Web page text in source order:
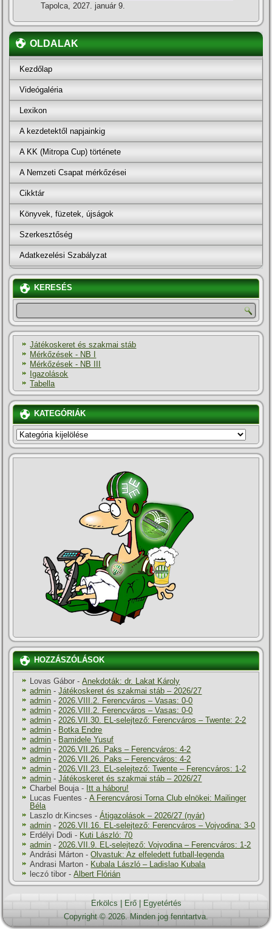
Tapolca, 2027. január 9.
OLDALAK
Kezdőlap
Videógaléria
Lexikon
A kezdetektől napjainkig
A KK (Mitropa Cup) története
A Nemzeti Csapat mérkőzései
Cikktár
Könyvek, füzetek, újságok
Szerkesztőség
Adatkezelési Szabályzat
KERESÉS
Játékoskeret és szakmai stáb
Mérkőzések - NB I
Mérkőzések - NB III
Igazolások
Tabella
KATEGÓRIÁK
KATEGÓRIÁK
HOZZÁSZÓLÁSOK
Lovas Gábor -Anekdoták: dr. Lakat Károly
admin -Játékoskeret és szakmai stáb – 2026/27
admin -2026.VIII.2. Ferencváros – Vasas: 0-0
admin -2026.VIII.2. Ferencváros – Vasas: 0-0
admin -2026.VII.30. EL-selejtező: Ferencváros – Twente: 2-2
admin - Botka Endre
admin - Bamidele Yusuf
admin -2026.VII.26. Paks – Ferencváros: 4-2
admin -2026.VII.26. Paks – Ferencváros: 4-2
admin -2026.VII.23. EL-selejtező: Twente – Ferencváros: 1-2
admin -Játékoskeret és szakmai stáb – 2026/27
Charbel Bouja- Itt a háboru!
Lucas Fuentes -A Ferencvárosi Torna Club elnökei: Mailinger
Béla
Laszlo dr.Kincses -Átigazolások – 2026/27 (nyár)
admin -2026.VII.16. EL-selejtező: Ferencváros – Vojvodina: 3-0
Erdélyi Dodi - Kuti László: 70
admin -2026.VII.9. EL-selejtező: Vojvodina – Ferencváros: 1-2
Andrási Márton -Olvastuk: Az elfeledett futball-legenda
Andrasi Marton - Kubala László – Ladislao Kubala
leczó tibor -Albert Flórián
Erkölcs Erő|
Egyetértés
Copyright © 2026. Minden jog fenntartva.